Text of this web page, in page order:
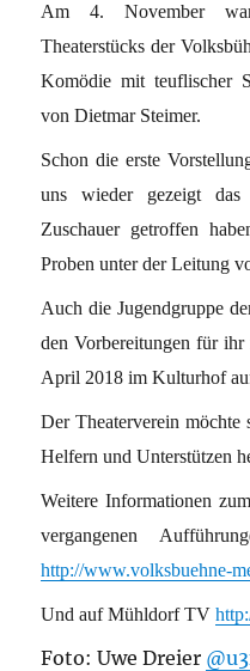
Am 4. November
Theaterstücks der
Komödie mit teuflischer
von Dietmar Steimer.
Schon die erste
uns wieder gezeigt
Zuschauer getroffen
Proben unter der Leitung
Auch die Jugendgruppe
den Vorbereitungen für ihr
April 2018 im Kulturhof
Der Theaterverein möchte
Helfern und Unterstützen
Weitere Informationen
vergangenen
http://www.volksbuehne-
Und auf Mühldorf TV
Foto: Uwe Dreier